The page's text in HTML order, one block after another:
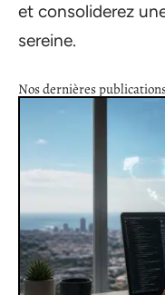
et consoliderez
sereine.
Nos dernières